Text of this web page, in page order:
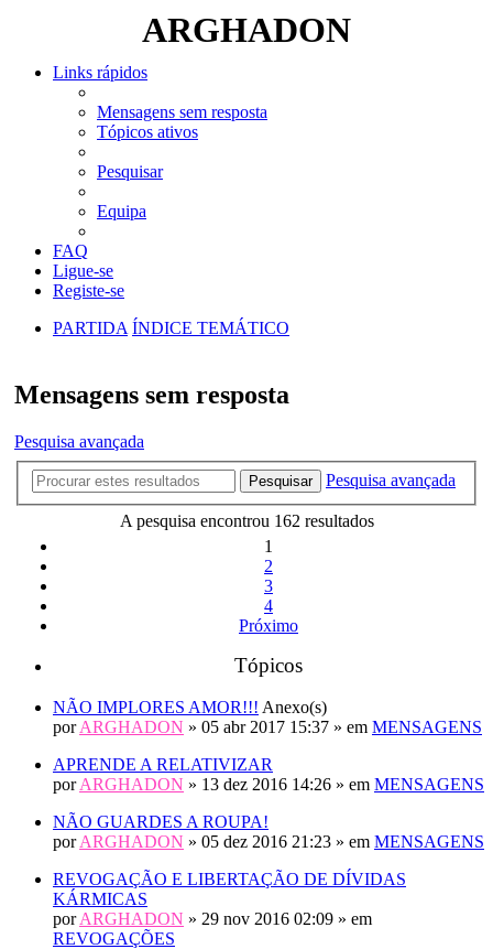
ARGHADON
Links rápidos
Mensagens sem resposta
Tópicos ativos
Pesquisar
Equipa
FAQ
Ligue-se
Registe-se
PARTIDA ÍNDICE TEMÁTICO
Mensagens sem resposta
Pesquisa avançada
Pesquisar Pesquisa avançada
A pesquisa encontrou 162 resultados
1
2
3
4
Próximo
Tópicos
NÃO IMPLORES AMOR!!! Anexo(s)
porARGHADON » 05 abr 2017 15:37 » em MENSAGENS
APRENDE A RELATIVIZAR
porARGHADON » 13 dez 2016 14:26 » em MENSAGENS
NÃO GUARDES A ROUPA!
porARGHADON » 05 dez 2016 21:23 » em MENSAGENS
REVOGAÇÃO E LIBERTAÇÃO DE DÍVIDAS
KÁRMICAS
porARGHADON » 29 nov 2016 02:09 » em
REVOGAÇÕES